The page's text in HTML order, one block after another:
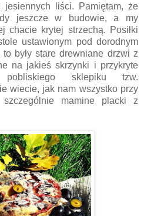
liści. Pamiętam, że
jeszcze w budowie, a my
chacie krytej strzechą. Posiłki
ustawionym pod dorodnym
to były stare drewniane drzwi z
na jakieś skrzynki i przykryte
sklepiku tzw.
wiecie, jak nam wszystko przy
mamine placki z